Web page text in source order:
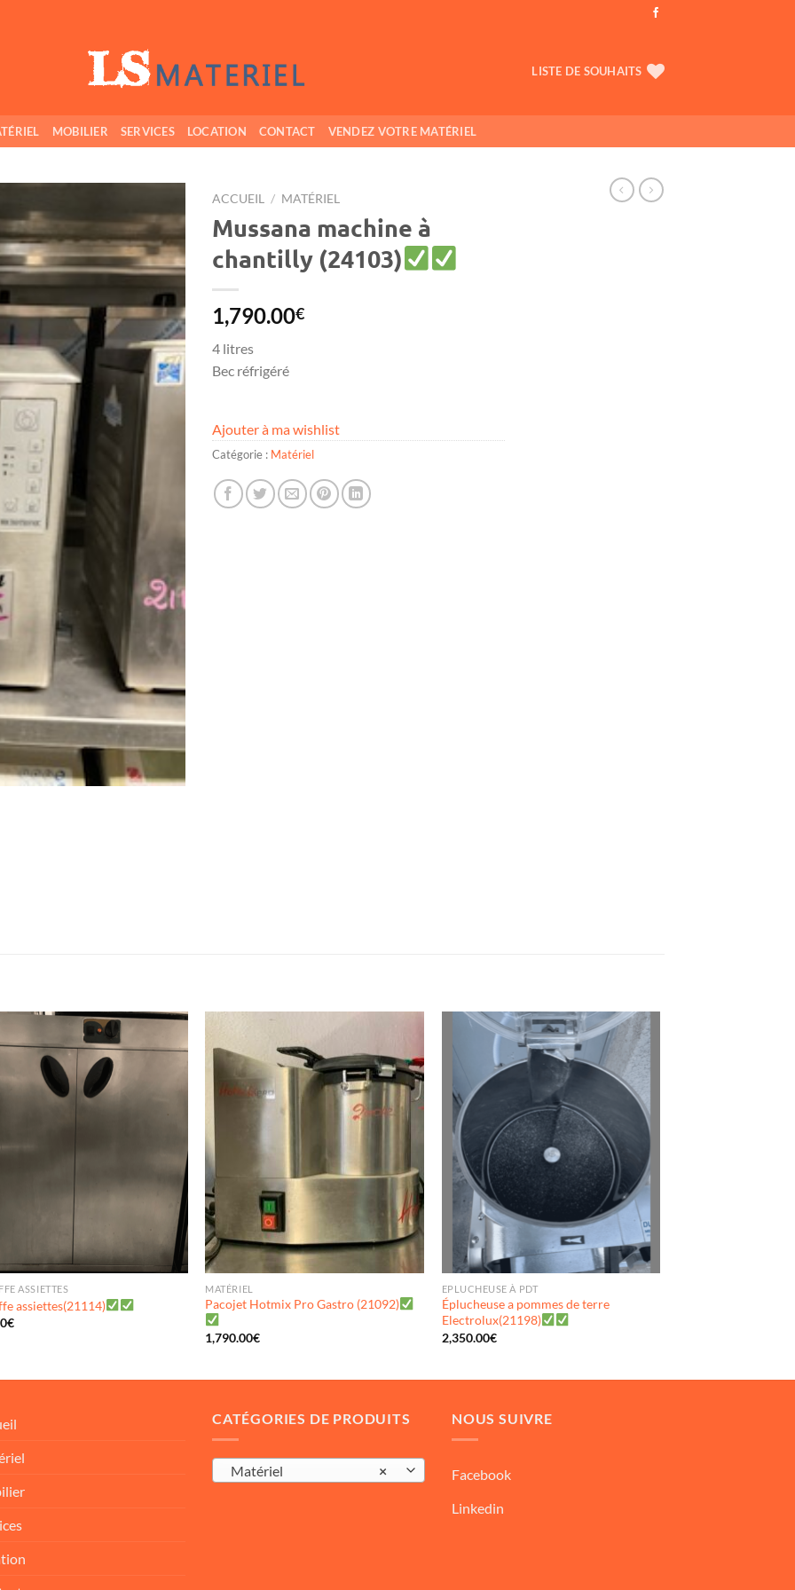
LISTE DE SOUHAITS
MOBILIER SERVICES LOCATION CONTACT VENDEZ VOTRE MATÉRIEL
Ajouter
à ma
wishlist
ACCUEIL / MATÉRIEL
Mussana machine à
chantilly (24103)
1,790.00€
4 litres
Bec réfrigéré
Ajouter à ma wishlist
Catégorie : Matériel
ASSIETTES
assiettes(21114)
€
Ajouter
à ma
wishlist
MATÉRIEL
Pacojet Hotmix Pro Gastro (21092)
1,790.00€
Ajouter
à ma
wishlist
EPLUCHEUSE À PDT
Éplucheuse a pommes de terre
Electrolux(21198)
2,350.00€
CATÉGORIES DE PRODUITS
×
Matériel
NOUS SUIVRE
Facebook
Linkedin